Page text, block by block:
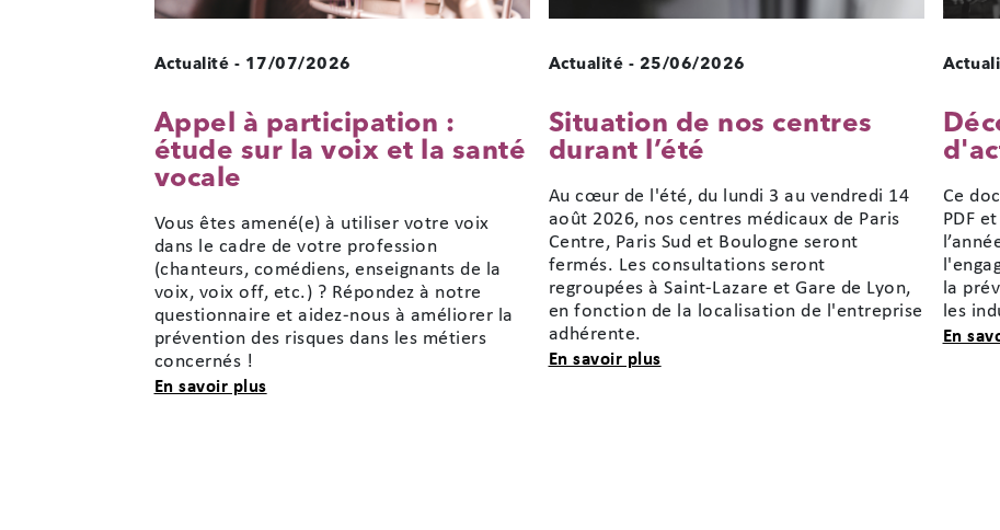
Actualité - 17/07/2026
Appel à participation :
étude sur la voix et la santé
vocale
Vous êtes amené(e) à utiliser votre voix
dans le cadre de votre profession
(chanteurs, comédiens, enseignants de la
voix, voix off, etc.) ? Répondez à notre
questionnaire et aidez-nous à améliorer la
prévention des risques dans les métiers
concernés !
En savoir plussur Appel à participation : étude sur la voix et la santé vocale
Actualité - 25/06/2026
Situation de nos centres
durant l’été
Au cœur de l'été, du lundi 3 au vendredi 14
août 2026, nos centres médicaux de Paris
Centre, Paris Sud et Boulogne seront
fermés. Les consultations seront
regroupées à Saint-Lazare et Gare de Lyon,
en fonction de la localisation de l'entreprise
adhérente.
En savoir plussur Situation de nos centres durant l’été
Ce
PDF
la
les
En